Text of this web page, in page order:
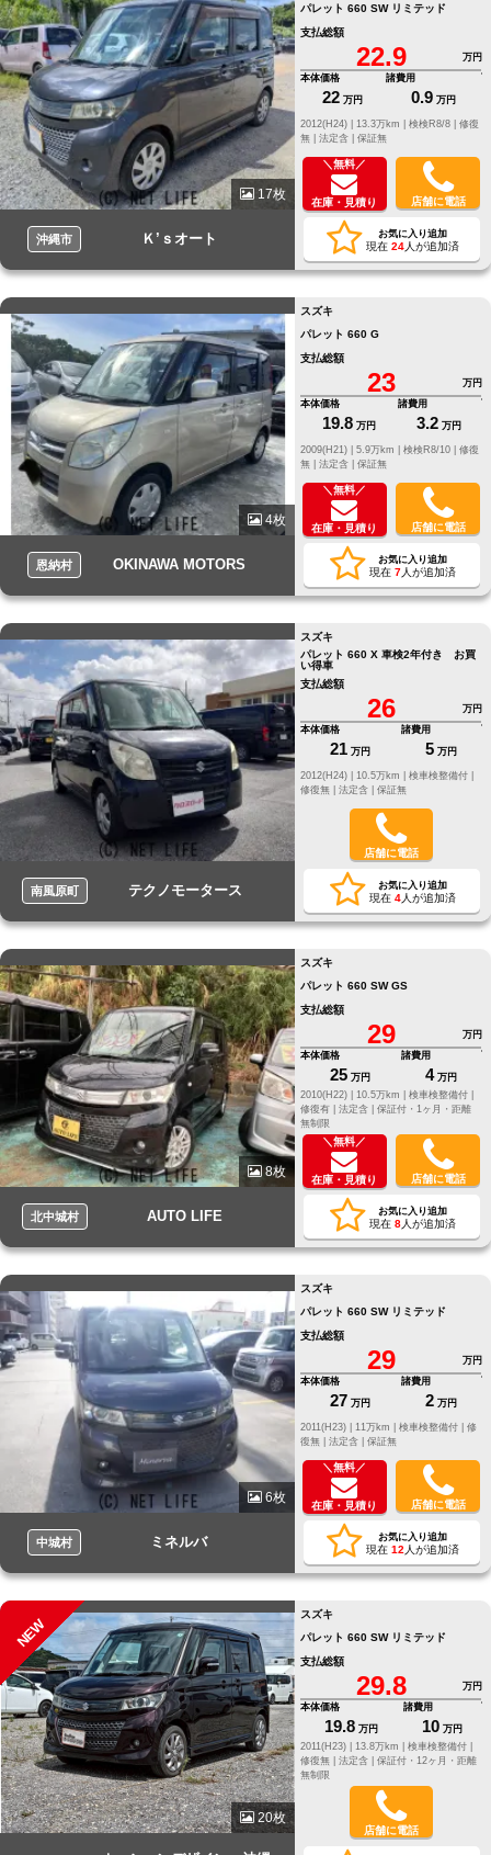
17枚
沖縄市 Ｋ’ｓオート
パレット 660 SW リミテッド
支払総額
22.9
万円
本体価格
22 万円
諸費用
0.9 万円
修復
無 | 法定含 | 保証無
＼無料／
在庫・見積り 店舗に電話
お気に入り追加
現在 24人が追加済
4枚
恩納村 OKINAWA MOTORS
スズキ
パレット 660 G
支払総額
23
万円
本体価格
19.8 万円
諸費用
3.2 万円
修復
無 | 法定含 | 保証無
＼無料／
在庫・見積り 店舗に電話
お気に入り追加
現在 7人が追加済
南風原町 テクノモータース
スズキ
パレット 660 X 車検2年付き お買
い得車
支払総額
26
万円
本体価格
21 万円
諸費用
5 万円
修復無 | 法定含 | 保証無
店舗に電話
お気に入り追加
現在 4人が追加済
8枚
北中城村 AUTO LIFE
スズキ
パレット 660 SW GS
支払総額
29
万円
本体価格
25 万円
諸費用
4 万円
2010(H22) |
10.5万km |
検車検整備付 |
修復有 | 法定含 | 保証付・1ヶ月・距離
無制限
＼無料／
在庫・見積り 店舗に電話
お気に入り追加
現在 8人が追加済
6枚
中城村 ミネルバ
スズキ
パレット 660 SW リミテッド
支払総額
29
万円
本体価格
27 万円
諸費用
2 万円
修
復無 | 法定含 | 保証無
＼無料／
在庫・見積り 店舗に電話
お気に入り追加
現在 12 人が追加済
NEW
20枚
スズキ
パレット 660 SW リミテッド
支払総額
29.8
万円
本体価格
19.8 万円
諸費用
10 万円
2011(H23) |
13.8万km |
検車検整備付 |
修復無 | 法定含 | 保証付・12ヶ月・距離
無制限
店舗に電話